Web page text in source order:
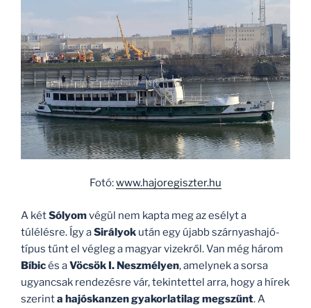
Fotó:www.hajoregiszter.hu
A kétSólyomvégül nem kapta meg az esélyt a
túlélésre. Így aSirályok után egy újabb szárnyashajó-
típus tűnt el végleg a magyar vizekről. Van még három
Bíbicés aVöcsök I. Neszmélyen, amelynek a sorsa
ugyancsak rendezésre vár, tekintettel arra, hogy a hírek
szerinta hajóskanzen gyakorlatilag megszűnt. A